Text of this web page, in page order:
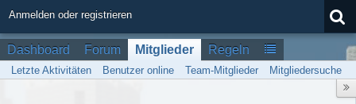
Anmelden oder registrieren
Dashboard Forum Mitglieder Regeln
Letzte Aktivitäten Benutzer online Team-Mitglieder Mitgliedersuche